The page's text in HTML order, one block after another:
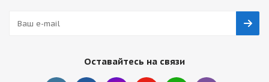
Оставайтесь на связи